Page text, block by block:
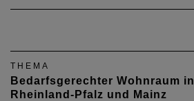
THEMA
Bedarfsgerechter Wohnraum in
Rheinland-Pfalz und Mainz